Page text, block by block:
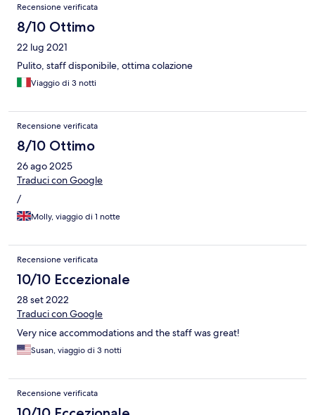
Recensione verificata
8/10 Ottimo
22 lug 2021
Pulito, staff disponibile, ottima colazione
Viaggio di 3 notti
Recensione verificata
8/10 Ottimo
26 ago 2025
Traduci con Google
/
Molly, viaggio di 1 notte
Recensione verificata
10/10 Eccezionale
28 set 2022
Traduci con Google
Very nice accommodations and the staff was great!
Susan, viaggio di 3 notti
Recensione verificata